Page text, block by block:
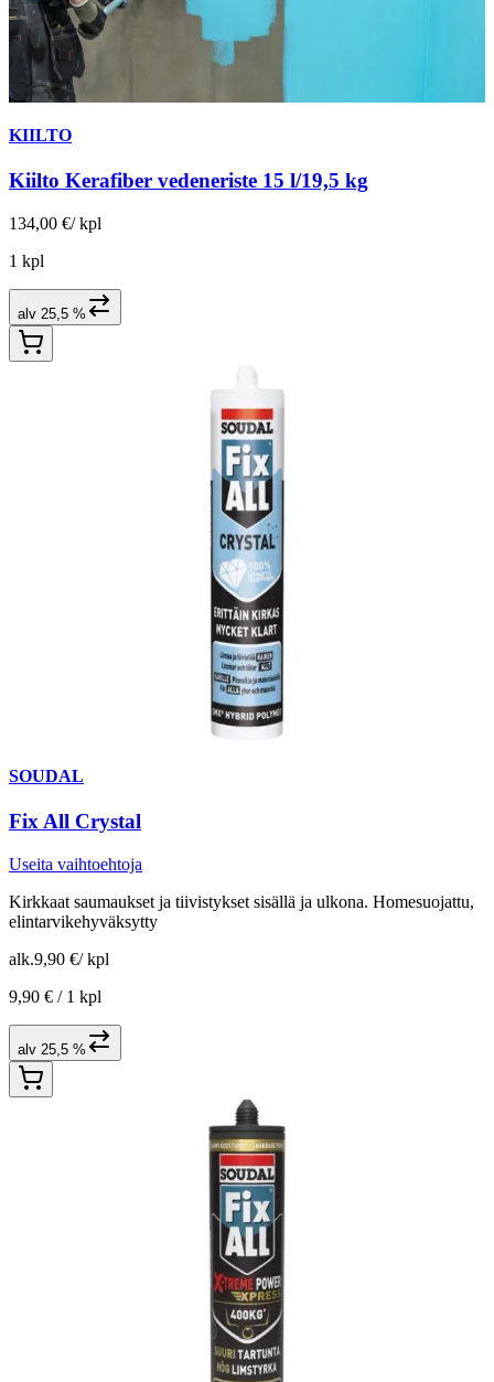
KIILTO
Kiilto Kerafiber vedeneriste 15 l/19,5 kg
134,00 €/ kpl
1 kpl
alv 25,5 %
SOUDAL
Fix All Crystal
Useita vaihtoehtoja
Kirkkaat saumaukset ja tiivistykset sisällä ja ulkona. Homesuojattu,
elintarvikehyväksytty
alk.9,90 €/ kpl
9,90 € / 1 kpl
alv 25,5 %